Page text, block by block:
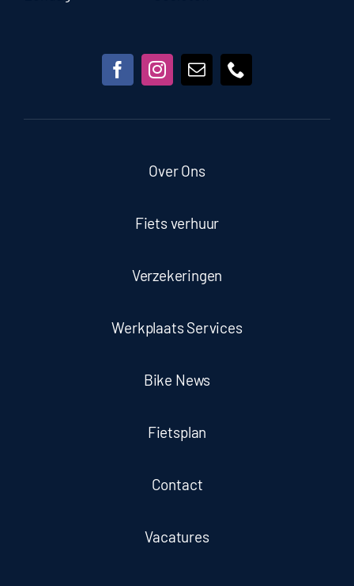
Over Ons
Fiets verhuur
Verzekeringen
Werkplaats Services
Bike News
Fietsplan
Contact
Vacatures